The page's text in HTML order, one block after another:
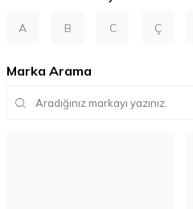
A B C Ç
Marka Arama